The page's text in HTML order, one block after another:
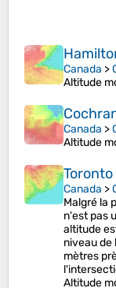
Canada >
Altitude
Canada >
Altitude
Toronto
Canada >
Malgré la
n'est pas
altitude
niveau de
mètres
Altitude